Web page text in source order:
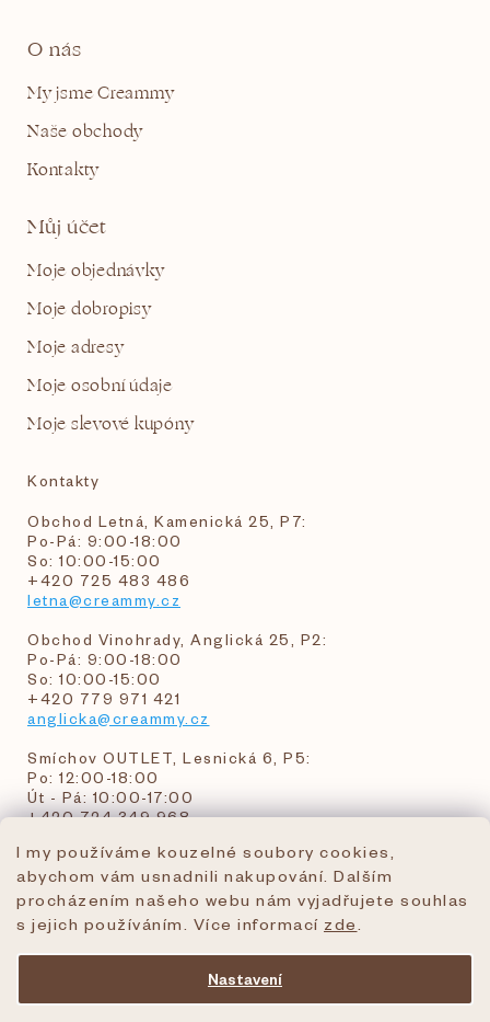
I my používáme kouzelné soubory cookies,
abychom vám usnadnili nakupování. Dalším
procházením našeho webu nám vyjadřujete souhlas
s jejich používáním. Více informací zde
Nastavení
O nás
My jsme Creammy
Naše obchody
Kontakty
Můj účet
Moje objednávky
Moje dobropisy
Moje adresy
Moje osobní údaje
Moje slevové kupóny
Kontakty
Obchod Letná, Kamenická 25, P7:
Po-Pá: 9:00-18:00
So: 10:00-15:00
+420 725 483 486
letna@creammy.cz
Obchod Vinohrady, Anglická 25, P2:
Po-Pá: 9:00-18:00
So: 10:00-15:00
+420 779 971 421
anglicka@creammy.cz
Smíchov OUTLET, Lesnická 6, P5:
Po: 12:00-18:00
Út - Pá: 10:00-17:00
+420 724 349 968
objednavky@creammy.cz
tel:+420 724 349 968